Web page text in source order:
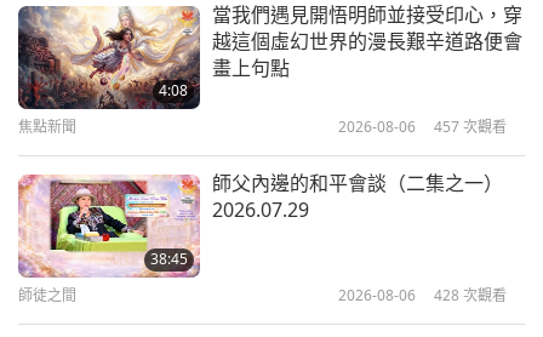
《友善花園》： 一個小女孩充滿樂
趣的純素探險
專訪《純素理想國：純素者的世間之
4:08
當我們遇見開悟明師並接受印心，穿
越這個虛幻世界的漫長艱辛道路便會
畫上句點
焦點新聞 2026-08-06 457次觀看
38:45
師父內邊的和平會談（二集之一）
2026.07.29
師徒之間 2026-08-06 428 次觀看